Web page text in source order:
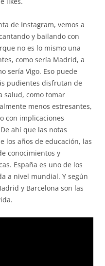
de Instagram, vemos a
y bailando con
no es lo mismo una
como sería Madrid, a
sería Vigo. Eso puede
pudientes disfrutan de
salud, como tomar
menos estresantes,
con implicaciones
ahí que las notas
los años de educación, las
conocimientos y
España es uno de los
a nivel mundial. Y según
y Barcelona son las